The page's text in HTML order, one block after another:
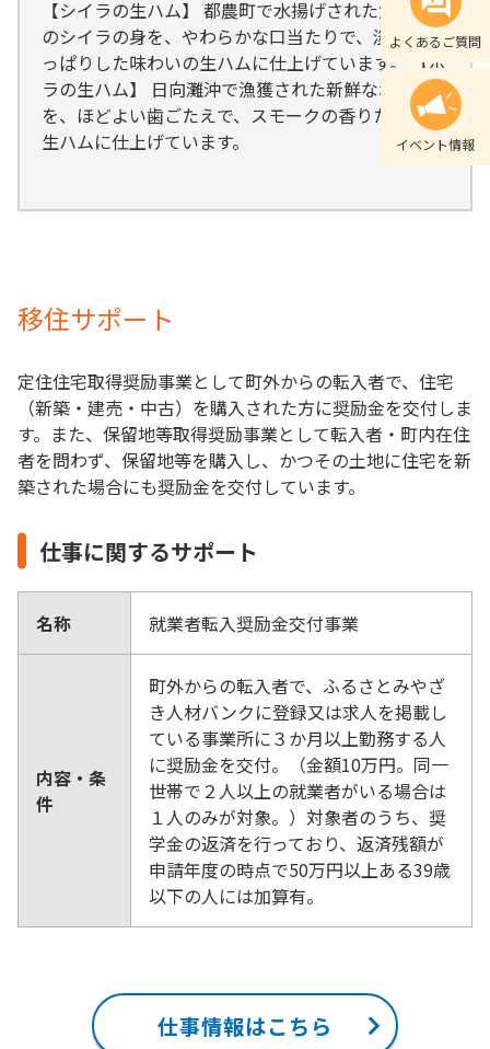
【シイラの生ハム】 都農町で水揚げされた鮮度抜群
のシイラの身を、やわらかな口当たりで、淡白なさ
っぱりした味わいの生ハムに仕上げています。 【ボ
ラの生ハム】 日向灘沖で漁獲された新鮮なボラの身
を、ほどよい歯ごたえで、スモークの香りただよう
生ハムに仕上げています。
移住サポート
定住住宅取得奨励事業として町外からの転入者で、住宅
（新築・建売・中古）を購入された方に奨励金を交付しま
す。また、保留地等取得奨励事業として転入者・町内在住
者を問わず、保留地等を購入し、かつその土地に住宅を新
築された場合にも奨励金を交付しています。
仕事に関するサポート
名称 就業者転入奨励金交付事業
内容・条
件
町外からの転入者で、ふるさとみやざ
き人材バンクに登録又は求人を掲載し
ている事業所に３か月以上勤務する人
に奨励金を交付。（金額10万円。同一
世帯で２人以上の就業者がいる場合は
１人のみが対象。）対象者のうち、奨
学金の返済を行っており、返済残額が
申請年度の時点で50万円以上ある39歳
以下の人には加算有。
仕事情報はこちら
よくあるご質問
イベント情報